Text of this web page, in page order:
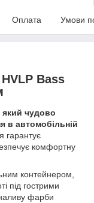
Оплата Умови
Bass
чудово
в автомобільній
гарантує
комфортну
контейнером,
під гострими
фарби